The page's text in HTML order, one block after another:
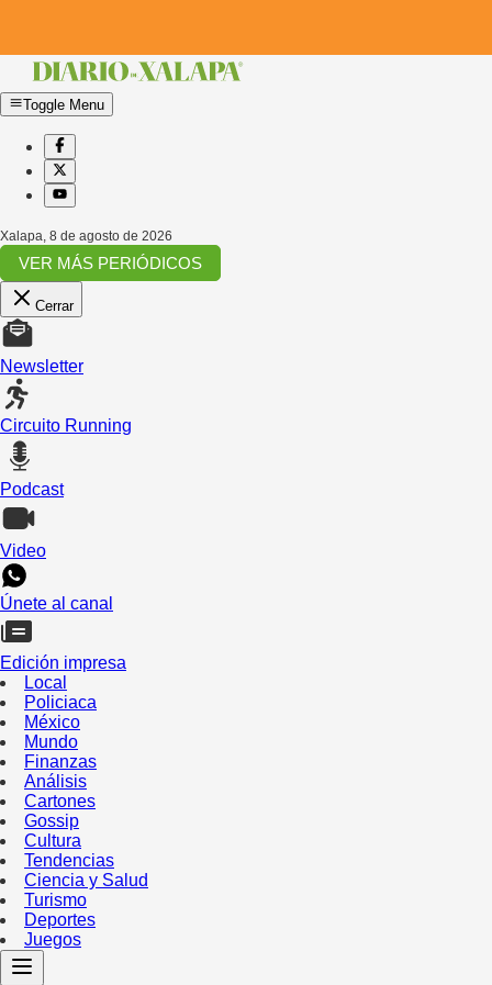
Toggle Menu
Xalapa, 8 de agosto de 2026
VER MÁS PERIÓDICOS
Cerrar
Newsletter
Circuito Running
Podcast
Video
Únete al canal
Edición impresa
Local
Policiaca
México
Mundo
Finanzas
Análisis
Cartones
Gossip
Cultura
Tendencias
Ciencia y Salud
Turismo
Deportes
Juegos